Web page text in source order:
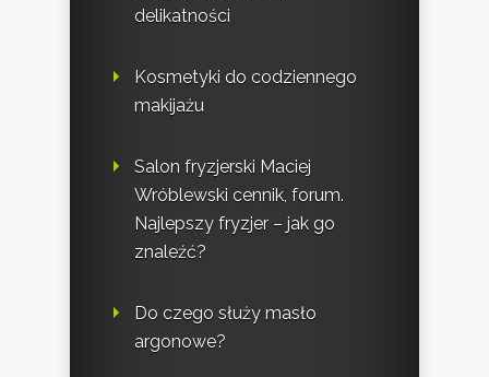
delikatności
Kosmetyki do codziennego
makijażu
Salon fryzjerski Maciej
Wróblewski cennik, forum.
Najlepszy fryzjer – jak go
znaleźć?
Do czego służy masło
argonowe?